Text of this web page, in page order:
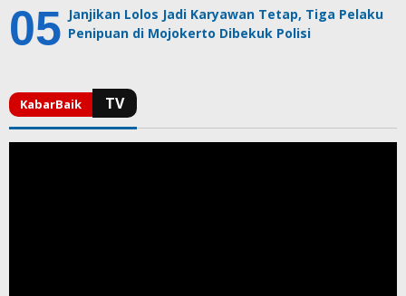
Janjikan Lolos Jadi Karyawan Tetap, Tiga Pelaku
Penipuan di Mojokerto Dibekuk Polisi